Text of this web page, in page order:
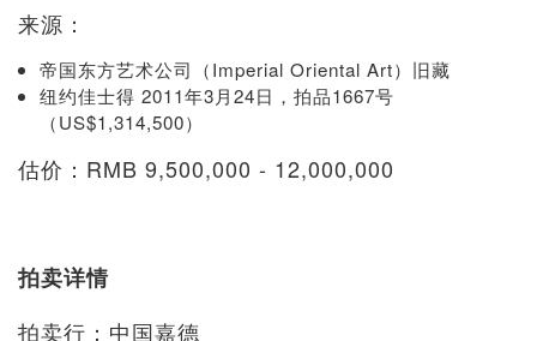
来源：
帝国东方艺术公司（Imperial Oriental Art）旧藏
纽约佳士得 2011年3月24日，拍品1667号
（US$1,314,500）
估价：RMB 9,500,000 - 12,000,000
拍卖详情
拍卖行：中国嘉德